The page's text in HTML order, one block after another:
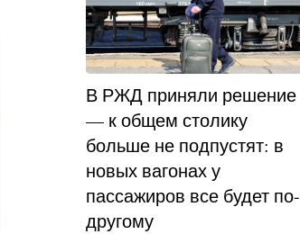
В РЖД приняли решение
— к общем столику
больше не подпустят: в
новых вагонах у
пассажиров все будет по-
другому